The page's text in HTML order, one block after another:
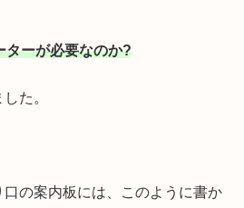
ターが必要なのか?
た。
の案内板には、このように書か